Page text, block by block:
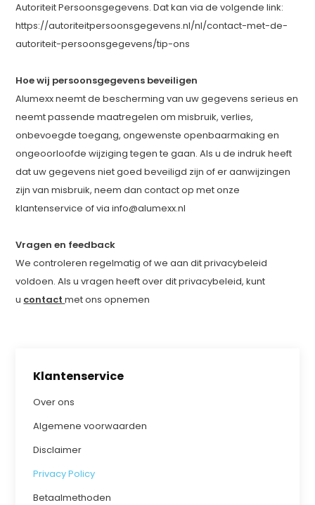
Klantenservice
Over ons
Algemene voorwaarden
Disclaimer
Privacy Policy
Betaalmethoden
Autoriteit Persoonsgegevens. Dat kan via de volgende link:
https://autoriteitpersoonsgegevens.nl/nl/contact-met-de-
autoriteit-persoonsgegevens/tip-ons
Hoe wij persoonsgegevens beveiligen
Alumexx neemt de bescherming van uw gegevens serieus en
neemt passende maatregelen om misbruik, verlies,
onbevoegde toegang, ongewenste openbaarmaking en
ongeoorloofde wijziging tegen te gaan. Als u de indruk heeft
dat uw gegevens niet goed beveiligd zijn of er aanwijzingen
zijn van misbruik, neem dan contact op met onze
klantenservice of viainfo@alumexx.nl
Vragen en feedback
We controleren regelmatig of we aan dit privacybeleid
voldoen. Als u vragen heeft over dit privacybeleid, kunt
u contactmet ons opnemen